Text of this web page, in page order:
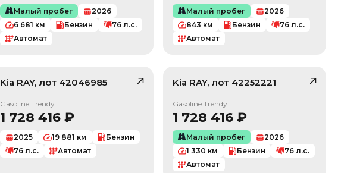
Малый пробег
2026
6 681 км Бензин 76л.с.
Автомат
Малый пробег
2026
843 км Бензин 76л.с.
Автомат
Kia RAY, лот 42046985
Gasoline Trendy
1 728 416₽
2025 19 881 км
Бензин
76л.с. Автомат
Kia RAY, лот 42252221
Gasoline Trendy
1 728 416₽
Малый пробег
2026
1 330 км Бензин 76л.с.
Автомат